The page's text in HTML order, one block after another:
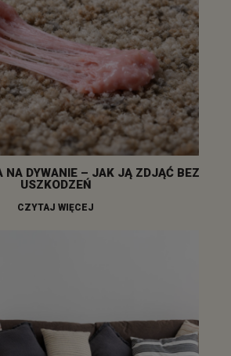
NA DYWANIE – JAK JĄ ZDJĄĆ BEZ
USZKODZEŃ
CZYTAJ WIĘCEJ